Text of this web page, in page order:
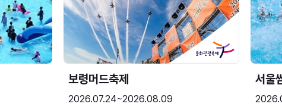
보령머드축제
2026.07.24~2026.08.09
서울